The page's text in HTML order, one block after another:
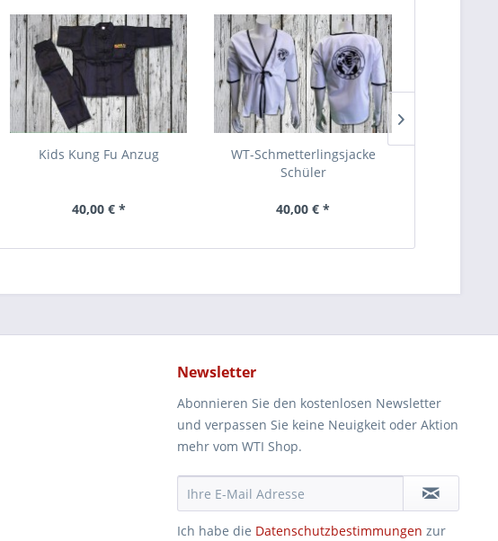
Kids Kung Fu Anzug
40,00 € *
WT-Schmetterlingsjacke
Schüler
40,00 € *
Newsletter
Abonnieren Sie den kostenlosen Newsletter
und verpassen Sie keine Neuigkeit oder Aktion
mehr vom WTI Shop.
Ich habe die Datenschutzbestimmungen zur